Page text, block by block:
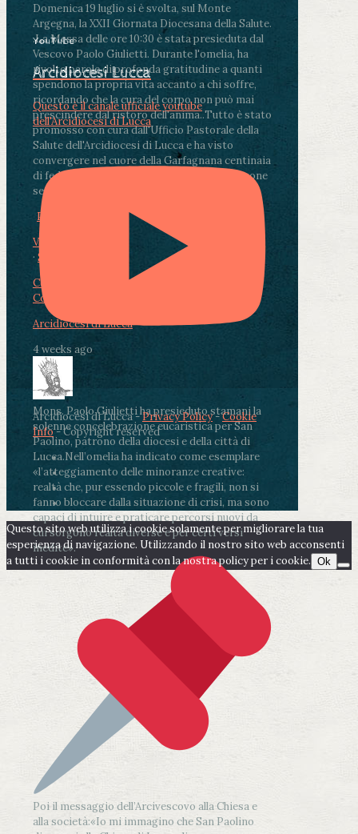
Domenica 19 luglio si è svolta, sul Monte
Argegna, la XXII Giornata Diocesana della Salute.
.La Messa delle ore 10:30 è stata presieduta dal
Vescovo Paolo Giulietti. Durante l'omelia, ha
rivolto parole di profonda gratitudine a quanti
spendono la propria vita accanto a chi soffre,
ricordando che la cura del corpo non può mai
prescindere dal ristoro dell'anima..Tutto è stato
promosso con cura dall'Ufficio Pastorale della
Salute dell'Arcidiocesi di Lucca e ha visto
convergere nel cuore della Garfagnana centinaia
di fedeli, operatori sanitari, volontari e persone
segnate dalla malattia.
Photo
View on Facebook
· Share
Condividi su Facebook
Condividi su LinkedIn
Arcidiocesi di Lucca
4 weeks ago
Mons. Paolo Giulietti ha presieduto stamani la
solenne concelebrazione eucaristica per San
Paolino, patrono della diocesi e della città di
Lucca.Nell’omelia ha indicato come esemplare
«l’atteggiamento delle minoranze creative:
realtà che, pur essendo piccole e fragili, non si
fanno bloccare dalla situazione di crisi, ma sono
capaci di intuire e praticare percorsi nuovi da
cui sorgono realtà diverse e per certi versi
inedite».
Poi il messaggio dell’Arcivescovo alla Chiesa e
alla società:«Io mi immagino che San Paolino
YouTube
Arcidiocesi Lucca
Questo è il canale ufficiale youtube
dell'Arcidiocesi di Lucca
Arcidiocesi di Lucca -Privacy Policy-Cookie
Info- Copyright reserved
Questo sito web utilizza i cookie solamente per migliorare la tua
esperienza di navigazione. Utilizzando il nostro sito web acconsenti
a tutti i cookie in conformità con la nostra policy per i cookie. Ok